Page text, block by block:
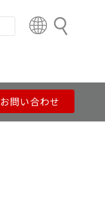
検
t
y
お問い合わせ